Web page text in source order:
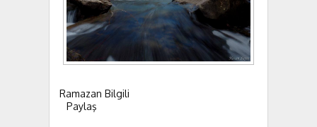
Ramazan Bilgili
Paylaş